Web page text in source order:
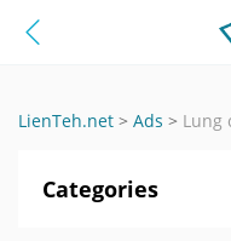
LienTeh.net > Ads > Lung
Categories